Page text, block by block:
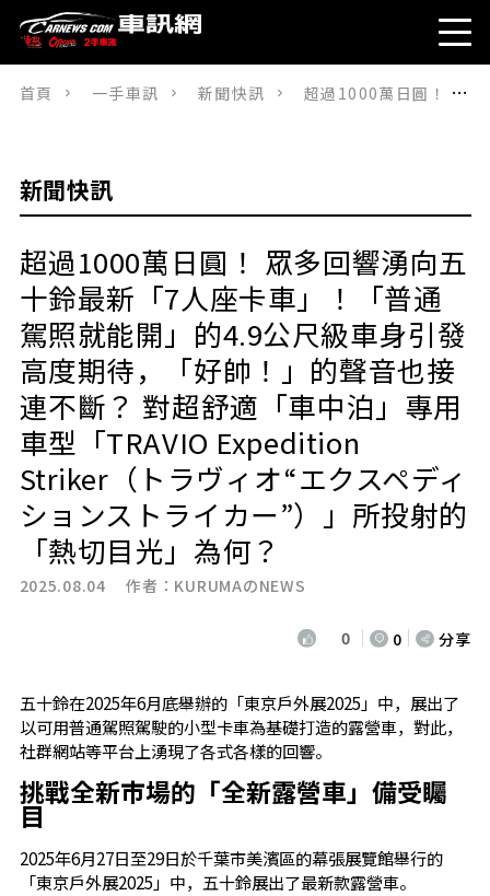
首頁 一手車訊 新聞快訊 超過1000萬日圓！ 眾多回響湧向五十鈴最新「7人座卡車」！「普通駕照就能開」的4.9公尺級車身引發高度期待，「好帥！」的聲音也接連不斷？ 對超舒適「車中泊」專用車型「TRAVIO Expedition Striker（トラヴィオ“エクスペディションストライカー”）」所投射的「熱切目光」為何？
新聞快訊
超過1000萬日圓！ 眾多回響湧向五
十鈴最新「7人座卡車」！「普通
駕照就能開」的4.9公尺級車身引發
高度期待，「好帥！」的聲音也接
連不斷？ 對超舒適「車中泊」專用
車型「TRAVIO Expedition
Striker（トラヴィオ“エクスペディ
ションストライカー”）」所投射的
「熱切目光」為何？
2025.08.04 作者： KURUMAのNEWS
0 0 分享
五十鈴在2025年6月底舉辦的「東京戶外展2025」中，展出了
以可用普通駕照駕駛的小型卡車為基礎打造的露營車，對此，
社群網站等平台上湧現了各式各樣的回響。
挑戰全新市場的「全新露營車」備受矚
目
2025年6月27日至29日於千葉市美濱區的幕張展覽館舉行的
「東京戶外展2025」中，五十鈴展出了最新款露營車。